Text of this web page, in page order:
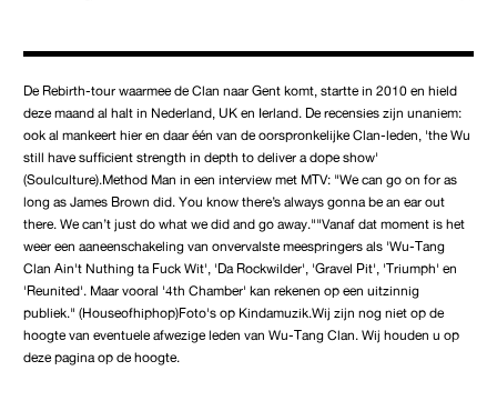
De Rebirth-tour waarmee de Clan naar Gent komt, startte in 2010 en hield
deze maand al halt in Nederland, UK en Ierland. De recensies zijn unaniem:
ook al mankeert hier en daar één van de oorspronkelijke Clan-leden, 'the Wu
still have sufficient strength in depth to deliver a dope show'
(Soulculture).Method Man in een interview met MTV: "We can go on for as
long as James Brown did. You know there’s always gonna be an ear out
there. We can’t just do what we did and go away.""Vanaf dat moment is het
weer een aaneenschakeling van onvervalste meespringers als 'Wu-Tang
Clan Ain't Nuthing ta Fuck Wit', 'Da Rockwilder', 'Gravel Pit', 'Triumph' en
'Reunited'. Maar vooral '4th Chamber' kan rekenen op een uitzinnig
publiek." (Houseofhiphop)Foto's op Kindamuzik.Wij zijn nog niet op de
hoogte van eventuele afwezige leden van Wu-Tang Clan. Wij houden u op
deze pagina op de hoogte.